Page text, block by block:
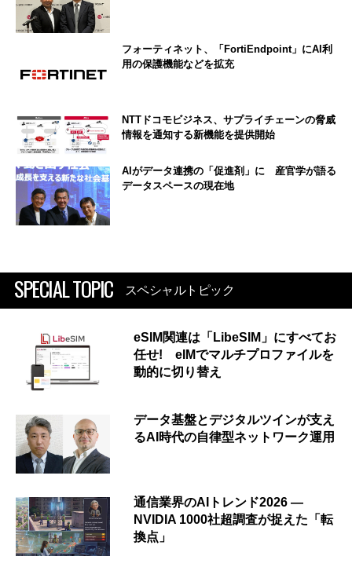
フォーティネット、「FortiEndpoint」にAI利
用の保護機能などを拡充
NTTドコモビジネス、サプライチェーンの脅威
情報を通知する新機能を提供開始
AIがデータ連携の「促進剤」に 産官学が語る
データスペースの現在地
SPECIAL TOPIC スペシャルトピック
eSIM関連は「LibeSIM」にすべてお
任せ! eIMでマルチプロファイルを
動的に切り替え
データ基盤とデジタルツインが支え
るAI時代の自律型ネットワーク運用
通信業界のAIトレンド2026 ―
NVIDIA 1000社超調査が捉えた「転
換点」